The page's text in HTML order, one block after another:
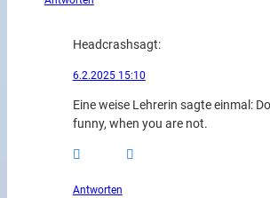
Headcrashsagt:
6.2.2025 15:10
Eine weise Lehrerin sagte einmal:
funny, when you are not.
Antworten